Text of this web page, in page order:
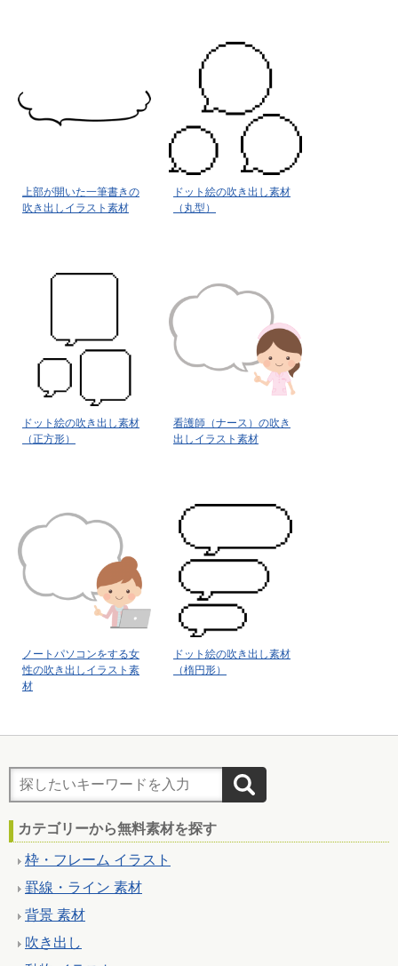
上部が開いた一筆書きの
吹き出しイラスト素材
ドット絵の吹き出し素材
（丸型）
ドット絵の吹き出し素材
（正方形）
看護師（ナース）の吹き
出しイラスト素材
ノートパソコンをする女
性の吹き出しイラスト素
材
ドット絵の吹き出し素材
（楕円形）
カテゴリーから無料素材を探す
枠・フレーム イラスト
罫線・ライン 素材
背景 素材
吹き出し